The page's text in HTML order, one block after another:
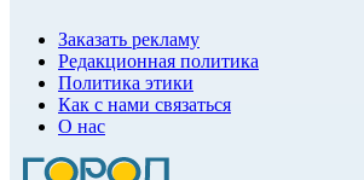
Заказать рекламу
Редакционная политика
Политика этики
Как с нами связаться
О нас